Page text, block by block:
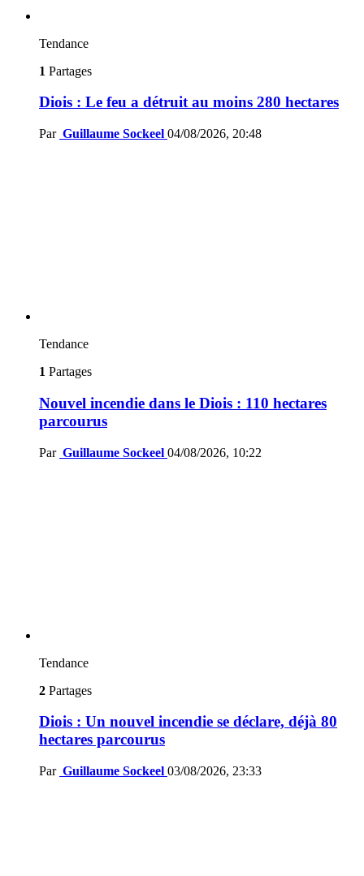
Tendance
1 Partages
Diois : Le feu a détruit au moins 280 hectares
Par Guillaume Sockeel 04/08/2026, 20:48
Tendance
1 Partages
Nouvel incendie dans le Diois : 110 hectares
parcourus
Par Guillaume Sockeel 04/08/2026, 10:22
Tendance
2 Partages
Diois : Un nouvel incendie se déclare, déjà 80
hectares parcourus
Par Guillaume Sockeel 03/08/2026, 23:33